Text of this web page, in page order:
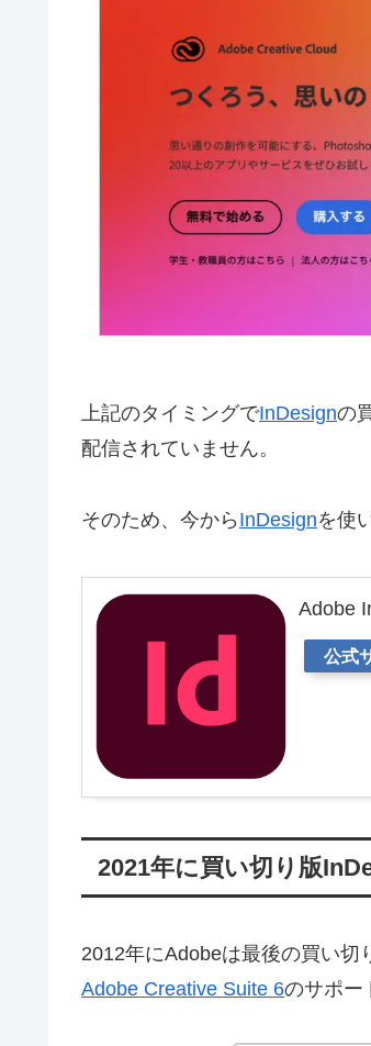
上記のタイミングでInDesignの
配信されていません。
そのため、今から InDesignを使
Adobe
公式
2021年に買い切り版
2012年にAdobeは最後の買い切
Adobe Creative Suite 6のサポー